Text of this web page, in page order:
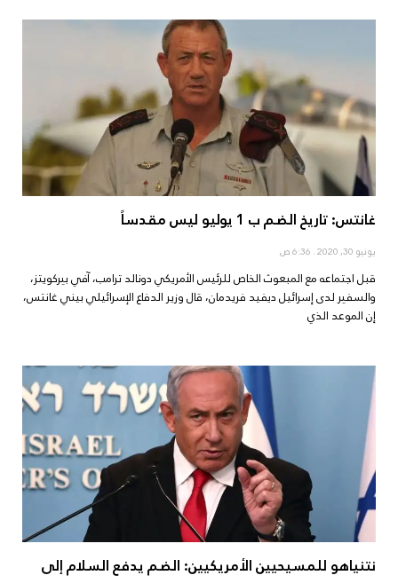
غانتس: تاريخ الضم ب 1 يوليو ليس مقدساً
يونيو 30, 2020
قبل اجتماعه مع المبعوث الخاص للرئيس الأمريكي دونالد ترامب، آفي بيركويتز،
والسفير لدى إسرائيل ديفيد فريدمان، قال وزير الدفاع الإسرائيلي بيني غانتس،
إن الموعد الذي
نتنياهو للمسيحيين الأمريكيين: الضم يدفع السلام إلى